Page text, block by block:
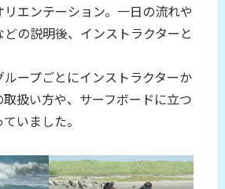
エンテーション。一日の流れや
の説明後、インストラクターと
ープごとにインストラクターか
扱い方や、サーフボードに立つ
いました。